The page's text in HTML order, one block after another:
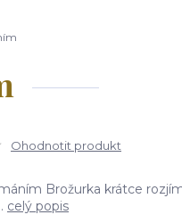
Ohodnotit produkt
Brožurka krátce
celý popis